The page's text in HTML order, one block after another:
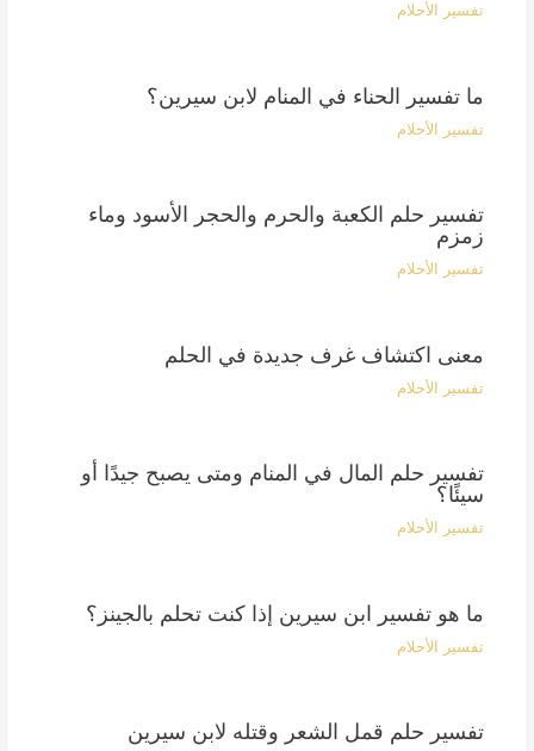
تفسير الأحلام
ما تفسير الحناء في المنام لابن سيرين؟
تفسير الأحلام
تفسير حلم الكعبة والحرم والحجر الأسود وماء
زمزم
تفسير الأحلام
معنى اكتشاف غرف جديدة في الحلم
تفسير الأحلام
تفسير حلم المال في المنام ومتى يصبح جيدًا أو
سيئًا؟
تفسير الأحلام
ما هو تفسير ابن سيرين إذا كنت تحلم بالجينز؟
تفسير الأحلام
تفسير حلم قمل الشعر وقتله لابن سيرين